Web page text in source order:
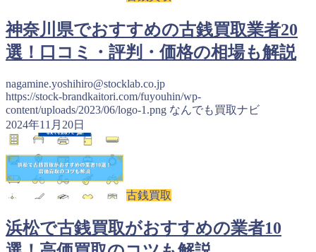
神奈川県でおすすめの古銭買取業者20
選！口コミ・評判・価格の相場も解説
nagamine.yoshihiro@stocklab.co.jp
https://stock-brandkaitori.com/fuyouhin/wp-
content/uploads/2023/06/logo-1.png なんでも買取ナビ
2024年11月20日
古銭買取
浜松で古銭買取がおすすめの業者10